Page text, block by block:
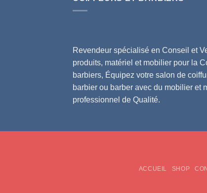
Revendeur spécialisé en Conseil et
produits, matériel et mobilier pour la
barbiers, Équipez votre salon de
barbier ou barber avec du mobilier et
professionnel de Qualité.
ACCUEIL SHOP